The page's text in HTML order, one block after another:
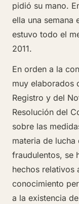
pidió su mano.
ella una semana
estuvo todo el
2011.
En orden a la
muy elaborados
Registro y del
Resolución del
sobre las
materia de
fraudulentos, se
hechos relativos
conocimiento
a la existencia